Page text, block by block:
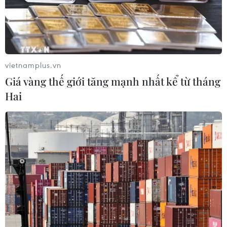
29/07/2026 12:37
Xem thêm
CƠ QUAN CHỦ QUẢN: THÔNG TẤN XÃ VIỆT NAM
Tổng Biên tập: TRẦN TIẾN DUẨN
Phó Tổng Biên tập: NGUYỄN THỊ TÁM, KHÚC THANH
THỦY
Sở hữu trí tuệ
Quy định sử dụng
RSS
Hỗ trợ
vietnamplus.vn
Giá vàng thế giới tăng mạnh nhất kể từ tháng
Hai